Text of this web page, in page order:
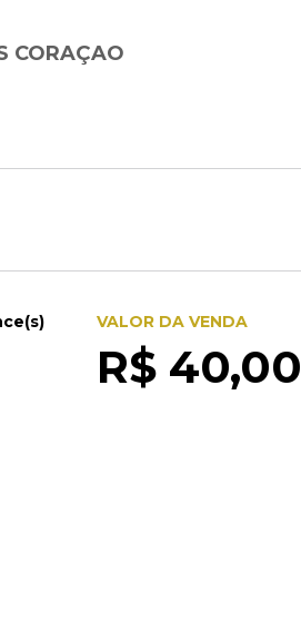
CORAÇAO
VALOR DA VENDA
R$ 40,00